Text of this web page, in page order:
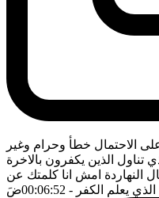
الاحتمال خطأ وحرام وغير
تناول الذين يكفرون بالاخرة
النهاردة امش انا كلمتك عن
الذي يعلم الكفر - 00:06:52 ضَ